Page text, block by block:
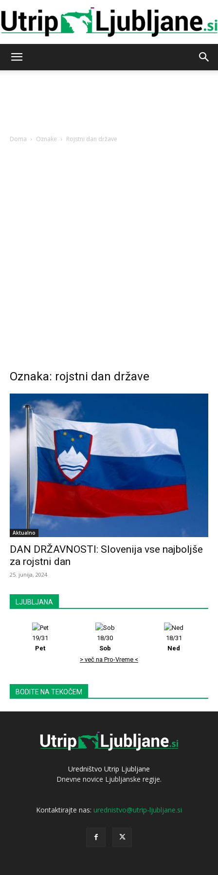
Doma Oznake Rojstni dan države
Oznaka: rojstni dan države
Aktualno
DAN DRŽAVNOSTI: Slovenija vse najboljše
za rojstni dan
25. junija, 2024
LJUBLJANA
19/31
Pet
18/30
Sob
18/31
Ned
> več na Pro-Vreme <
BODITE NA TEKOČEM
Uredništvo Utrip Ljubljane
Dnevne novice Ljubljanske regije.
Kontaktirajte nas: urednistvo@utrip-ljubljane.si